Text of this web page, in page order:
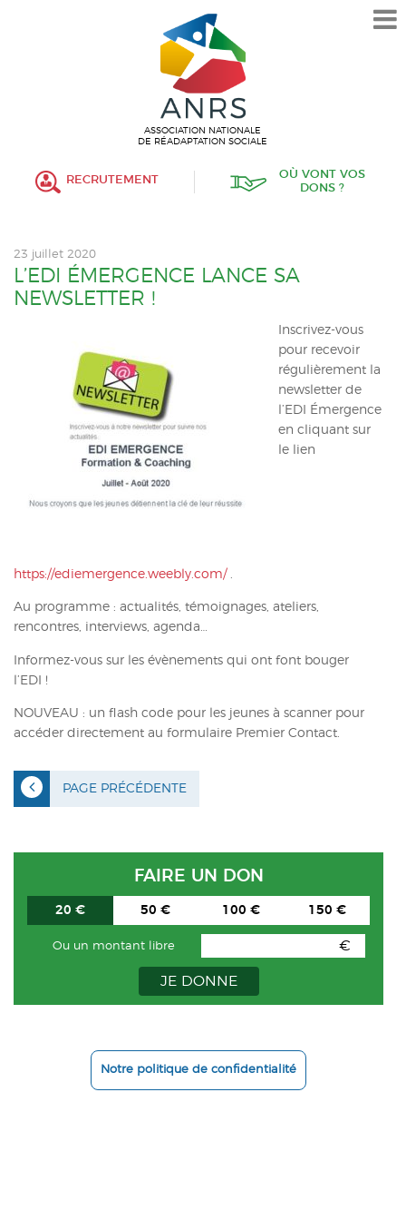
L’ASSOCIATION
HISTORIQUE
VALEURS ET ENGAGEMENT
ASSOCIATIF
FONCTIONNEMENT
POLITIQUE RH
PROTECTION DE L’ENFANCE
ACTUALITÉS
INTRANET
ASSOCIATION NATIONALE
DE RÉADAPTATION SOCIALE
RECRUTEMENT
OÙ VONT VOS
DONS ?
23 juillet 2020
L’EDI ÉMERGENCE LANCE SA
NEWSLETTER !
Inscrivez-vous
pour recevoir
régulièrement la
newsletter de
l’EDI Émergence
en cliquant sur
le lien
https://ediemergence.weebly.com/.
Au programme : actualités, témoignages, ateliers,
rencontres, interviews, agenda…
Informez-vous sur les évènements qui ont font bouger
l’EDI !
NOUVEAU : un flash code pour les jeunes à scanner pour
accéder directement au formulaire Premier Contact.
PAGE PRÉCÉDENTE
FAIRE UN DON
20 € 50 € 100 € 150 €
Ou un montant libre €
JE DONNE
Notre politique de confidentialité